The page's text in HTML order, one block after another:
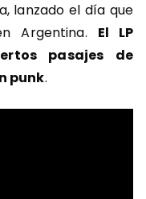
lanzado el día que
Argentina. El LP
pasajes de
punk.